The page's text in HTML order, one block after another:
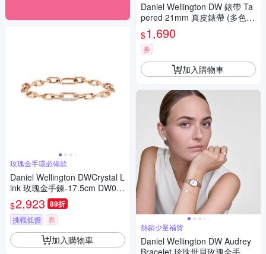
玫瑰金手環必備款
Daniel Wellington DWCrystal L
ink 玫瑰金手鍊-17.5cm DW00
400574
$2,923 89折
挑戰低價 券
加入購物車
Daniel Wellington DW 錶帶 Ta
pered 21mm 真皮錶帶 (多色可
選)
$1,690
券
加入購物車
熱銷少量補貨
Daniel Wellington DW Audrey